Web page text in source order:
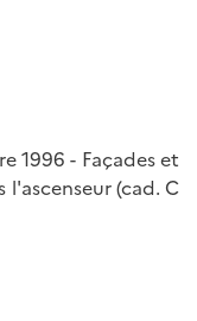
1996 - Façades et
(cad. C